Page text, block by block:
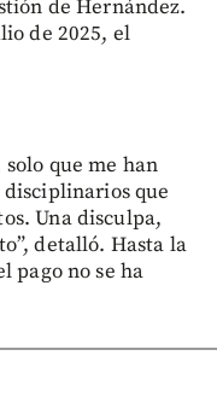
de Hernández.
de 2025, el
que me han
disciplinarios que
Una disculpa,
detalló. Hasta la
pago no se ha